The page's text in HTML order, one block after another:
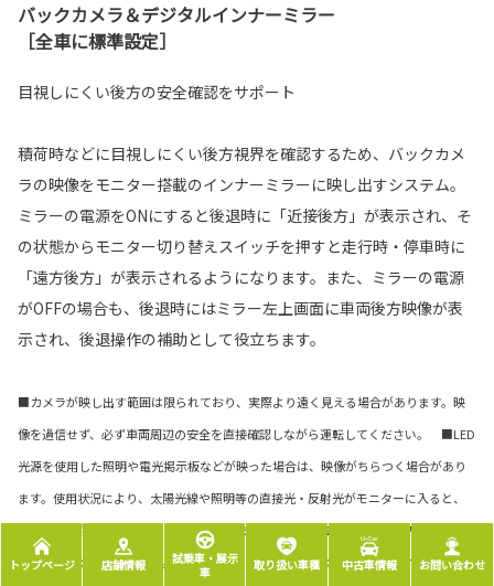
バックカメラ＆デジタルインナーミラー
［全車に標準設定］
目視しにくい後方の安全確認をサポート
積荷時などに目視しにくい後方視界を確認するため、バックカメ
ラの映像をモニター搭載のインナーミラーに映し出すシステム。
ミラーの電源をONにすると後退時に「近接後方」が表示され、そ
の状態からモニター切り替えスイッチを押すと走行時・停車時に
「遠方後方」が表示されるようになります。また、ミラーの電源
がOFFの場合も、後退時にはミラー左上画面に車両後方映像が表
示され、後退操作の補助として役立ちます。
■カメラが映し出す範囲は限られており、実際より遠く見える場合があります。映
像を過信せず、必ず車両周辺の安全を直接確認しながら運転してください。 ■LED
光源を使用した照明や電光掲示板などが映った場合は、映像がちらつく場合があり
ます。使用状況により、太陽光線や照明等の直接光・反射光がモニターに入ると、
モニター映像が見にくくなることがあります。 ■近接後方、遠方後方のカメラ映
像表示はイメージ画像です。車型によって表示画面が異なります。 ■イラストはイ
トップページ 店舗情報
試乗車・展示
車
取り扱い車種 中古車情報 お問い合わせ